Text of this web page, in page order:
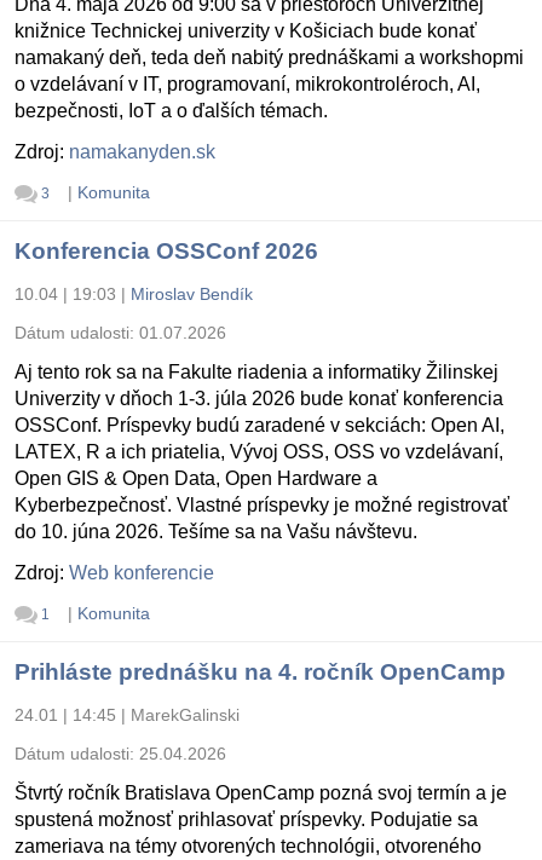
knižnice Technickej univerzity v Košiciach bude konať
namakaný deň, teda deň nabitý prednáškami a workshopmi
o vzdelávaní v IT, programovaní, mikrokontroléroch, AI,
bezpečnosti, IoT a o ďalších témach.
Zdroj: namakanyden.sk
3 | Komunita
Konferencia OSSConf 2026
10.04 | 19:03 | Miroslav Bendík
Dátum udalosti: 01.07.2026
Aj tento rok sa na Fakulte riadenia a informatiky Žilinskej
Univerzity v dňoch 1-3. júla 2026 bude konať konferencia
OSSConf. Príspevky budú zaradené v sekciách: Open AI,
LATEX, R a ich priatelia, Vývoj OSS, OSS vo vzdelávaní,
Open GIS & Open Data, Open Hardware a
Kyberbezpečnosť. Vlastné príspevky je možné registrovať
do 10. júna 2026. Tešíme sa na Vašu návštevu.
Zdroj: Web konferencie
1 | Komunita
Prihláste prednášku na 4. ročník OpenCamp
24.01 | 14:45 | MarekGalinski
Dátum udalosti: 25.04.2026
Štvrtý ročník Bratislava OpenCamp pozná svoj termín a je
spustená možnosť prihlasovať príspevky. Podujatie sa
zameriava na témy otvorených technológii, otvoreného